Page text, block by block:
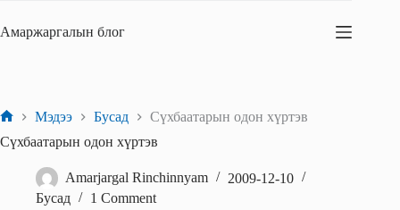
content
Амаржаргалын блог
Мэдээ Бусад
Сүхбаатарын одон хүртэв
Сүхбаатарын одон хүртэв
Amarjargal Rinchinnyam
2009-12-10
Бусад
1 Comment